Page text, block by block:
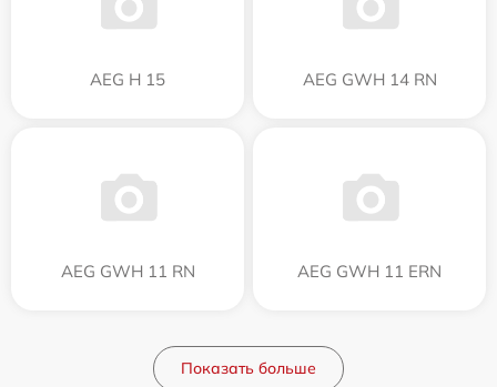
AEG H 15 AEG GWH 14 RN
AEG GWH 11 RN AEG GWH 11 ERN
Показать больше